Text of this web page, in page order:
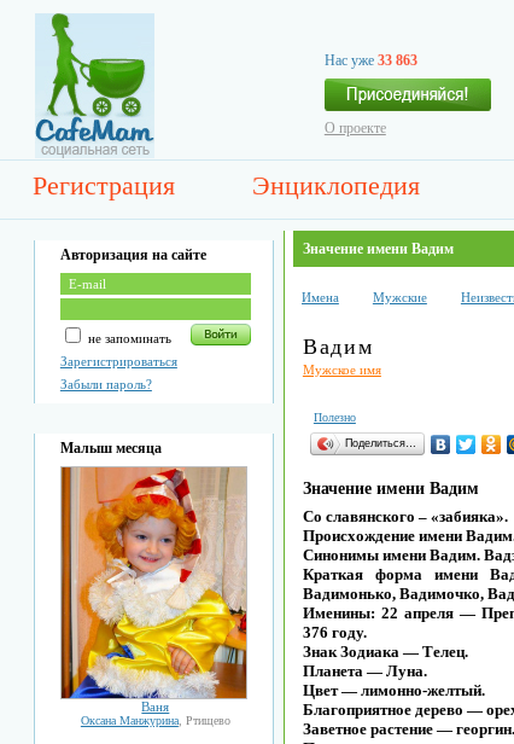
Нас уже 33 863
О проекте
Регистрация Энциклопедия
Авторизация на сайте
не запоминать
Зарегистрироваться
Забыли пароль?
Малыш месяца
Ваня
Оксана Манжурина, Ртищево
Значение имени Вадим
Имена Мужские
Вадим
Мужское имя
Полезно
Поделиться…
Значение имени Вадим
Со славянского – «забияка».
Происхождение имени
Синонимы имени Вадим.
Краткая форма имени
Вадимонько, Вадимочко,
Именины: 22 апреля —
376 году.
Знак Зодиака — Телец.
Планета — Луна.
Цвет — лимонно-желтый.
Благоприятное дерево —
Заветное растение — георгин.